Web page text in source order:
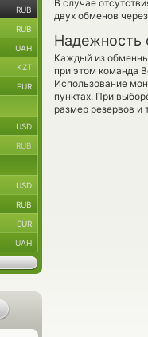
В случае
двух обменов
Надежность
Каждый из
при этом команда
Использование
пунктах. При
размер резервов и
RUB
RUB
UAH
KZT
EUR
USD
RUB
USD
RUB
EUR
UAH